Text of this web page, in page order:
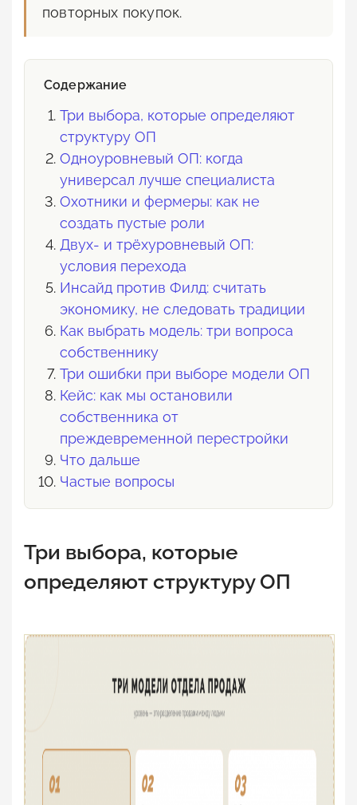
повторных покупок.
Содержание
Три выбора, которые определяют
структуру ОП
Одноуровневый ОП: когда
универсал лучше специалиста
Охотники и фермеры: как не
создать пустые роли
Двух- и трёхуровневый ОП:
условия перехода
Инсайд против Филд: считать
экономику, не следовать традиции
Как выбрать модель: три вопроса
собственнику
Три ошибки при выборе модели ОП
Кейс: как мы остановили
собственника от
преждевременной перестройки
Что дальше
Частые вопросы
Три выбора, которые
определяют структуру ОП